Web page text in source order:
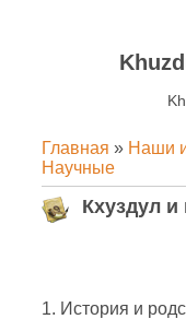
Главная » Наши
Научные
Кхуздул
1. История и